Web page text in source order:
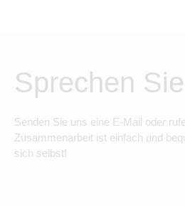
Sprechen
Senden Sie uns eine E-Mail oder
Zusammenarbeit ist einfach und
sich selbst!